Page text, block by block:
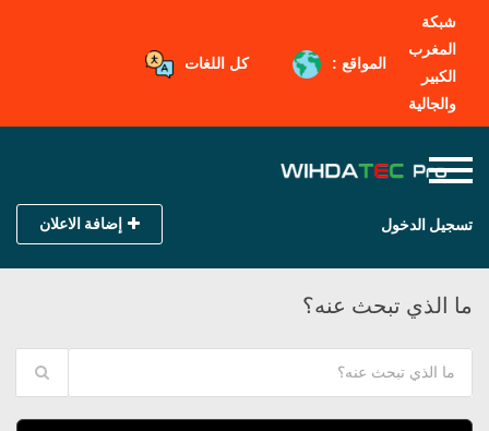
شبكة
المغرب
الكبير
والجالية
المواقع : كل اللغات
تسجيل الدخول إضافة الاعلان
ما الذي تبحث عنه؟